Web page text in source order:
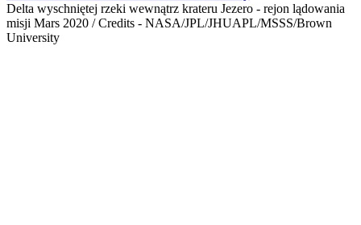
Delta wyschniętej rzeki wewnątrz krateru Jezero - rejon lądowania
misji Mars 2020 / Credits - NASA/JPL/JHUAPL/MSSS/Brown
University